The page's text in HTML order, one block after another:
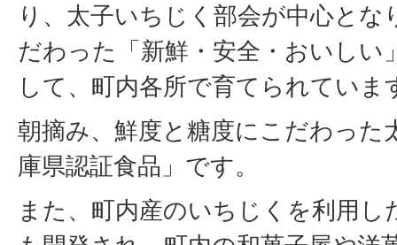
り、太子いちじく部会が中心とな
だわった「新鮮・安全・おいしい
して、町内各所で育てられていま
朝摘み、鮮度と糖度にこだわった
庫県認証食品」です。
また、町内産のいちじくを利用